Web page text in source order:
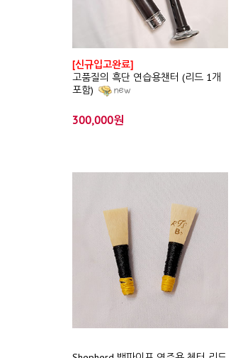
[신규입고완료]
고품질의 흑단 연습용챈터 (리드 1개
포함)
300,000원